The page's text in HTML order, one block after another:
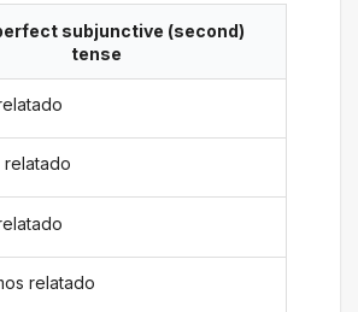
subjunctive (second)
tense
relatado
relatado